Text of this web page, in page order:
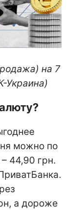
на 7
Украина)
можно по
44,90 грн.
а дороже